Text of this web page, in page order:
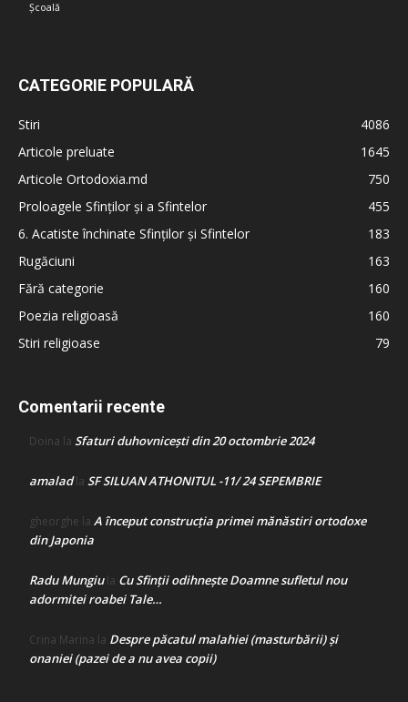
Școală
CATEGORIE POPULARĂ
Stiri
4086
Articole preluate
1645
Articole Ortodoxia.md
750
Proloagele Sfinților și a Sfintelor
455
6. Acatiste închinate Sfinților și Sfintelor
183
Rugăciuni
163
Fără categorie
160
Poezia religioasă
160
Stiri religioase
79
Comentarii recente
Doina la Sfaturi duhovnicești din 20 octombrie 2024
amaladla SF SILUAN ATHONITUL -11/ 24 SEPEMBRIE
gheorghe la A început construcţia primei mănăstiri ortodoxe
din Japonia
Radu Mungiula Cu Sfinții odihnește Doamne sufletul nou
adormitei roabei Tale…
Crina Marina la Despre păcatul malahiei (masturbării) şi
onaniei (pazei de a nu avea copii)